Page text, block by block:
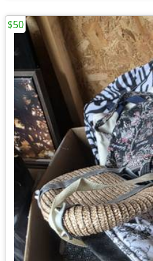
$50